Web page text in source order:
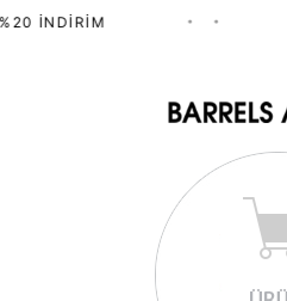
İNDIRIM